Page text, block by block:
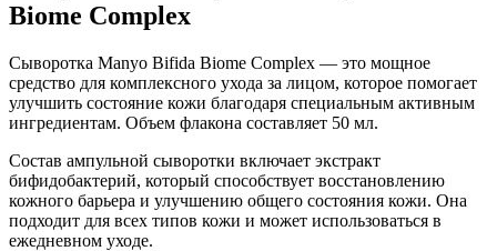
Biome Complex
Сыворотка Manyo Bifida Biome Complex — это мощное
средство для комплексного ухода за лицом, которое помогает
улучшить состояние кожи благодаря специальным активным
ингредиентам. Объем флакона составляет 50 мл.
Состав ампульной сыворотки включает экстракт
бифидобактерий, который способствует восстановлению
кожного барьера и улучшению общего состояния кожи. Она
подходит для всех типов кожи и может использоваться в
ежедневном уходе.